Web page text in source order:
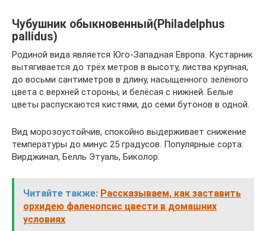
Чубушник обыкновенный(Philadelphus
pallidus)
Родиной вида является Юго-Западная Европа. Кустарник
вытягивается до трёх метров в высоту, листва крупная,
до восьми сантиметров в длину, насыщенного зелёного
цвета с верхней стороны, и белёсая с нижней. Белые
цветы распускаются кистями, до семи бутонов в одной.
Вид морозоустойчив, спокойно выдерживает снижение
температуры до минус 25 градусов. Популярные сорта:
Вирджинал, Белль Этуаль, Биколор.
Читайте также: Рассказываем, как заставить
орхидею фаленопсис цвести в домашних
условиях